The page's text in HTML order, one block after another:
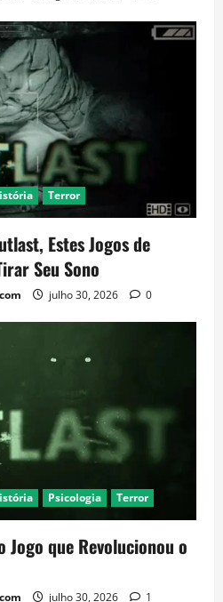
Terror
Estes Jogos de
Seu Sono
julho 30, 2026 0
Psicologia Terror
que Revolucionou o
julho 30, 2026 1